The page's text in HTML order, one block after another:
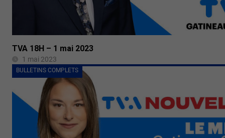
TVA 18H – 1 mai 2023
1 mai 2023
BULLETINS COMPLETS